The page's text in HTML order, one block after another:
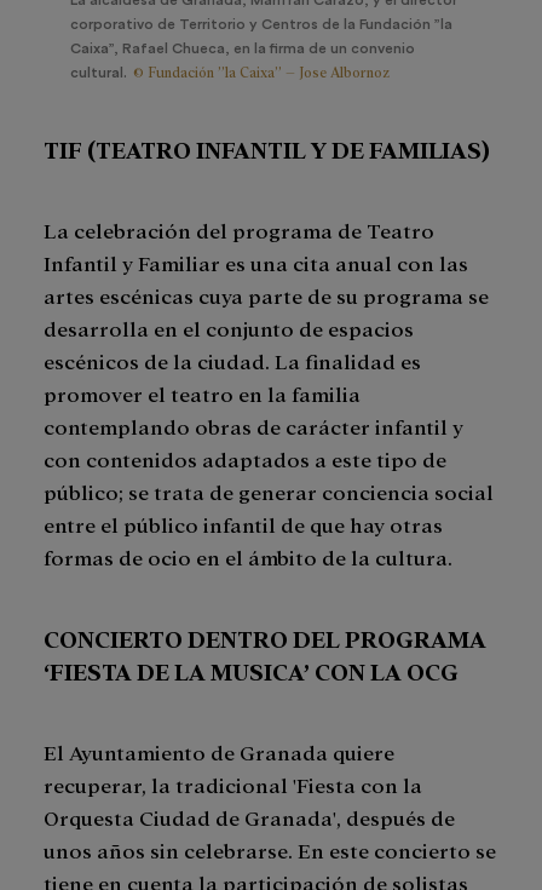
corporativo de Territorio y Centros de la Fundación ”la
Caixa”, Rafael Chueca, en la firma de un convenio
cultural. © Fundación ”la Caixa” – Jose Albornoz
TIF (TEATRO INFANTIL Y DE FAMILIAS)
La celebración del programa de Teatro
Infantil y Familiar es una cita anual con las
artes escénicas cuya parte de su programa se
desarrolla en el conjunto de espacios
escénicos de la ciudad. La finalidad es
promover el teatro en la familia
contemplando obras de carácter infantil y
con contenidos adaptados a este tipo de
público; se trata de generar conciencia social
entre el público infantil de que hay otras
formas de ocio en el ámbito de la cultura.
CONCIERTO DENTRO DEL PROGRAMA
‘FIESTA DE LA MUSICA’ CON LA OCG
El Ayuntamiento de Granada quiere
recuperar, la tradicional 'Fiesta con la
Orquesta Ciudad de Granada', después de
unos años sin celebrarse. En este concierto se
tiene en cuenta la participación de solistas